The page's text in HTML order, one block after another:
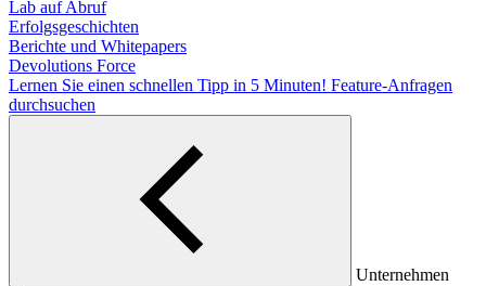
Lab auf Abruf
Erfolgsgeschichten
Berichte und Whitepapers
Devolutions Force
Lernen Sie einen schnellen Tipp in 5 Minuten! Feature-Anfragen
durchsuchen
Unternehmen